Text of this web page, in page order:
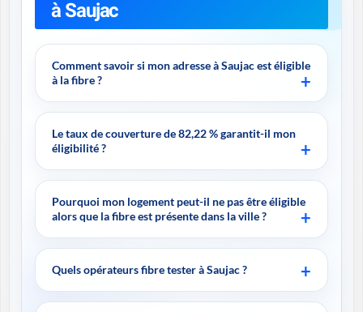
à Saujac
Comment savoir si mon adresse à Saujac est éligible
à la fibre ?
Le taux de couverture de 82,22 % garantit-il mon
éligibilité ?
Pourquoi mon logement peut-il ne pas être éligible
alors que la fibre est présente dans la ville ?
Quels opérateurs fibre tester à Saujac ?